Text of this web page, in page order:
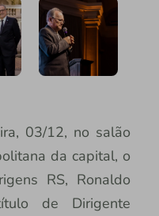
03/12, no salão
da capital, o
RS, Ronaldo
de Dirigente